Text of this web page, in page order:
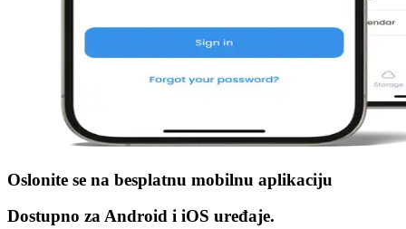
Oslonite se na besplatnu mobilnu aplikaciju
Dostupno za Android i iOS uređaje.